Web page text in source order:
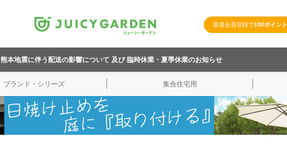
新規会員登録で100ポイント
熊本地震に伴う配送の影響について 及び 臨時休業・夏季休業のお知らせ
ブランド・シリーズ 集合住宅用